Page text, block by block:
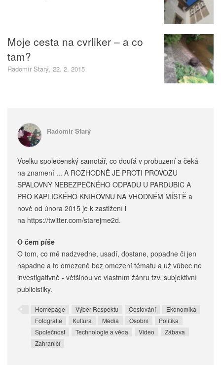
Moje cesta na cvrliker – a co
tam?
Radomír Starý, 22. 2. 2015
Radomír Starý
Vcelku společenský samotář, co doufá v probuzení a čeká
na znamení ... A ROZHODNĚ JE PROTI PROVOZU
SPALOVNY NEBEZPEČNÉHO ODPADU U PARDUBIC A
PRO KAPLICKÉHO KNIHOVNU NA VHODNÉM MÍSTĚ a
nově od února 2015 je k zastižení i
na https://twitter.com/starejme2d.
O čem píše
O tom, co mě nadzvedne, usadí, dostane, popadne či jen
napadne a to omezeně bez omezení tématu a už vůbec ne
investigativně - většinou ve vlastním žánru tzv. subjektivní
publicistiky.
Homepage Výběr Respektu Cestování
Ekonomika
Fotografie
Kultura Média Osobní
Politika
Společnost
Technologie a věda Video
Zábava
Zahraničí